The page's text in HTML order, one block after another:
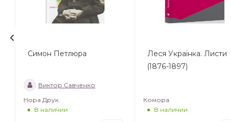
Симон Петлюра
Виктор Савченко
Нора Друк
В наличии
Леся Українка. Листи
(1876-1897)
Комора
В наличии